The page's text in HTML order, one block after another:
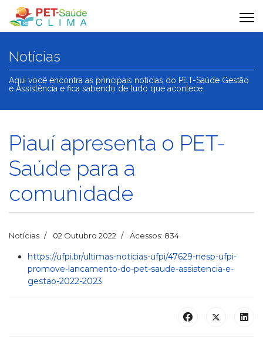
Notícias
Aqui você encontra as principais notícias do PET-Saúde Gestão
e Assistência e fica sabendo de tudo que acontece.
Piauí apresenta o PET-
Saúde para a
comunidade
Notícias 02 Outubro 2022 Acessos: 834
https://ufpi.br/ultimas-noticias-ufpi/47629-nesp-ufpi-
promove-lancamento-do-pet-saude-assistencia-e-
gestao-2022-2023